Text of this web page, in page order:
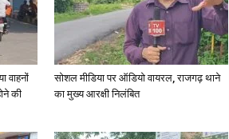
वाहनों
की
सोशल मीडिया पर ऑडियो वायरल, राजगढ़ थाने
का मुख्य आरक्षी निलंबित